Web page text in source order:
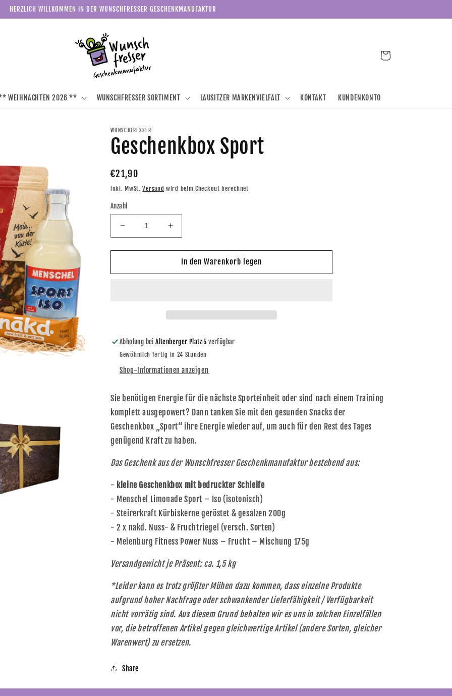
HERZLICH WILLKOMMEN IN DER WUNSCHFRESSER GESCHENKMANUFAKTUR
WEIHNACHTEN 2026 ** WUNSCHFRESSER SORTIMENT LAUSITZER MARKENVIELFALT KONTAKT KUNDENKONTO
Warenkorb
WUNSCHFRESSER
Geschenkbox Sport
Normaler
Preis
€21,90
inkl. MwSt.Versand wird beim Checkout berechnet
Anzahl
Verringere
die
Menge
Geschenkbox
Erhöhe
die
Menge
Geschenkbox
In den Warenkorb legen
Abholung beiAltenberger Platz 5 verfügbar
Gewöhnlich fertig in 24 Stunden
Shop-Informationen anzeigen
Sie benötigen Energie für die nächste Sporteinheit oder sind nach einem Training
komplett ausgepowert? Dann tanken Sie mit den gesunden Snacks der
Geschenkbox „Sport“ ihre Energie wieder auf, um auch für den Rest des Tages
genügend Kraft zu haben.
Das Geschenk aus der Wunschfresser Geschenkmanufaktur bestehend aus:
- kleine Geschenkbox mit bedruckter Schleife
- Menschel Limonade Sport – Iso (isotonisch)
- Steirerkraft Kürbiskerne geröstet & gesalzen 200g
- 2 x nakd. Nuss- & Fruchtriegel (versch. Sorten)
- Meienburg Fitness Power Nuss – Frucht – Mischung 175g
Versandgewicht je Präsent: ca. 1,5 kg
*Leider kann es trotz größter Mühen dazu kommen, dass einzelne Produkte
aufgrund hoher Nachfrage oder schwankender Lieferfähigkeit / Verfügbarkeit
nicht vorrätig sind. Aus diesem Grund behalten wir es uns in solchen Einzelfällen
vor, die betroffenen Artikel gegen gleichwertige Artikel (andere Sorten, gleicher
Warenwert) zu ersetzen.
Share